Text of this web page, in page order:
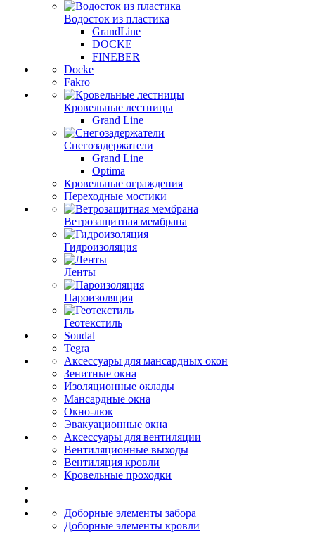
Водосток из пластика
GrandLine
DOCKE
FINEBER
Docke
Fakro
Кровельные лестницы
Grand Line
Снегозадержатели
Grand Line
Optima
Кровельные ограждения
Переходные мостики
Ветрозащитная мембрана
Гидроизоляция
Ленты
Пароизоляция
Геотекстиль
Soudal
Tegra
Аксессуары для мансардных окон
Зенитные окна
Изоляционные оклады
Мансардные окна
Окно-люк
Эвакуационные окна
Аксессуары для вентиляции
Вентиляционные выходы
Вентиляция кровли
Кровельные проходки
Доборные элементы забора
Доборные элементы кровли